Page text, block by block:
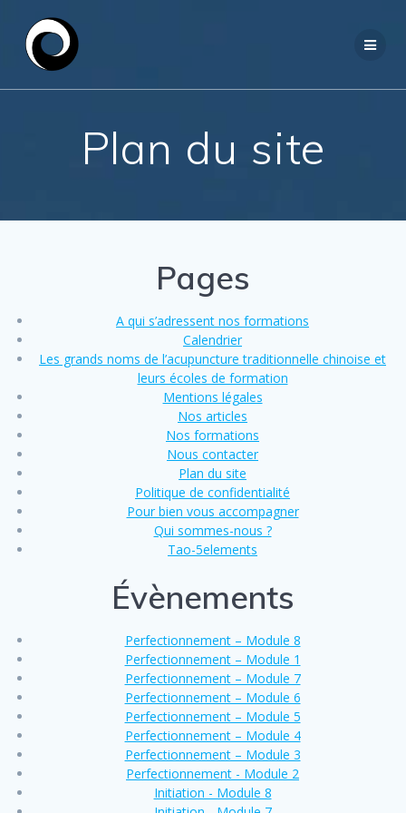
Plan du site
Pages
A qui s’adressent nos formations
Calendrier
Les grands noms de l’acupuncture traditionnelle chinoise et
leurs écoles de formation
Mentions légales
Nos articles
Nos formations
Nous contacter
Plan du site
Politique de confidentialité
Pour bien vous accompagner
Qui sommes-nous ?
Tao-5elements
Évènements
Perfectionnement – Module 8
Perfectionnement – Module 1
Perfectionnement – Module 7
Perfectionnement – Module 6
Perfectionnement – Module 5
Perfectionnement – Module 4
Perfectionnement – Module 3
Perfectionnement - Module 2
Initiation - Module 8